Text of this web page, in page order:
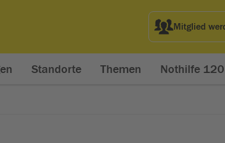
Mitglied
Standorte Themen Nothilfe 120